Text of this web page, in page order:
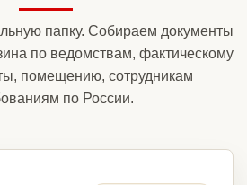
папку. Собираем документы
по ведомствам, фактическому
помещению, сотрудникам
по России.